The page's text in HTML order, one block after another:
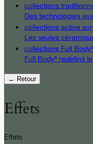
collections
Des technologies
collections active
Les seules
collections Full Body³
Full Body³ redéfinit
← Retour
Effets
Effets